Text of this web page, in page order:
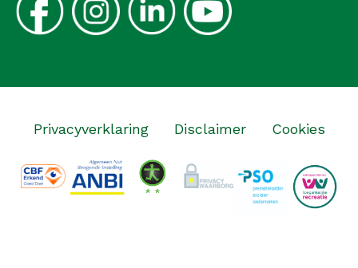
Privacyverklaring Disclaimer Cookies